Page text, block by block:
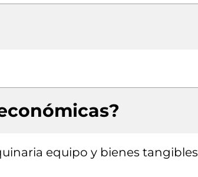
equipo y bienes tangibles